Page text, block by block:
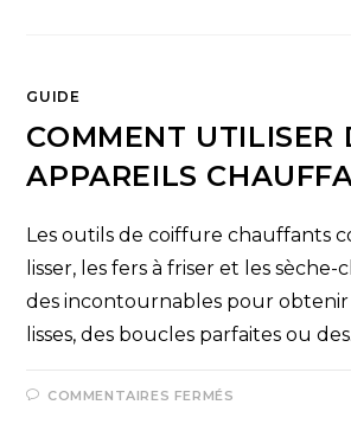
GUIDE
COMMENT UTILISER
APPAREILS
Les outils de coiffure chauffants
lisser, les fers à friser et les
des incontournables pour
lisses, des boucles parfaites ou
COMMENTAIRES FERMÉS